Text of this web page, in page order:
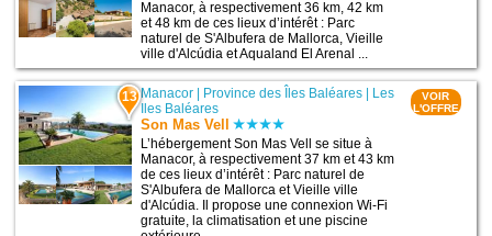
Manacor, à respectivement 36 km, 42 km
et 48 km de ces lieux d’intérêt : Parc
naturel de S'Albufera de Mallorca, Vieille
ville d'Alcúdia et Aqualand El Arenal ...
13 Manacor Province des Îles Baléares
Les
Iles Baléares
Son Mas Vell
L’hébergement Son Mas Vell se situe à
Manacor, à respectivement 37 km et 43 km
de ces lieux d’intérêt : Parc naturel de
S'Albufera de Mallorca et Vieille ville
d'Alcúdia. Il propose une connexion Wi-Fi
gratuite, la climatisation et une piscine
VOIR
L'OFFRE